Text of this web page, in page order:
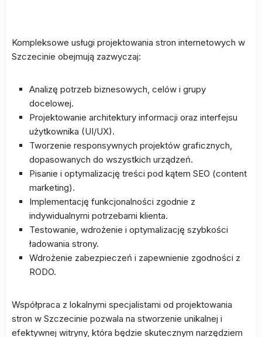
Kompleksowe usługi projektowania stron internetowych w
Szczecinie obejmują zazwyczaj:
Analizę potrzeb biznesowych, celów i grupy
docelowej.
Projektowanie architektury informacji oraz interfejsu
użytkownika (UI/UX).
Tworzenie responsywnych projektów graficznych,
dopasowanych do wszystkich urządzeń.
Pisanie i optymalizację treści pod kątem SEO (content
marketing).
Implementację funkcjonalności zgodnie z
indywidualnymi potrzebami klienta.
Testowanie, wdrożenie i optymalizację szybkości
ładowania strony.
Wdrożenie zabezpieczeń i zapewnienie zgodności z
RODO.
Współpraca z lokalnymi specjalistami od projektowania
stron w Szczecinie pozwala na stworzenie unikalnej i
efektywnej witryny, która będzie skutecznym narzędziem